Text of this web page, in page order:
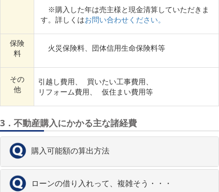
※購入した年は売主様と現金清算していただきま
す。詳しくはお問い合わせください。
保険
料
火災保険料、団体信用生命保険料等
その
他
引越し費用、
買いたい工事費用、
リフォーム費用、
仮住まい費用等
3．不動産購入にかかる主な諸経費
購入可能額の算出方法
ローンの借り入れって、複雑そう・・・